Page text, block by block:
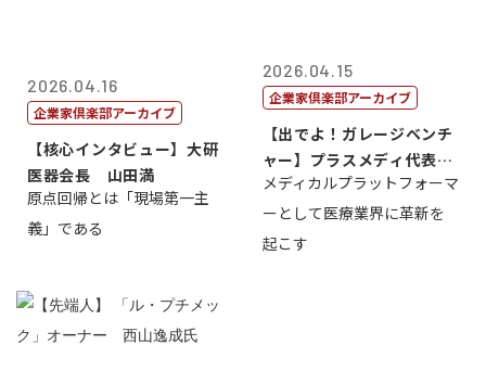
2026.04.16
企業家倶楽部アーカイブ
【核心インタビュー】大研
医器会長 山田満
原点回帰とは「現場第一主
義」である
2026.04.15
企業家倶楽部アーカイブ
【出でよ！ガレージベンチ
ャー】プラスメディ代表取
締役社長兼C...
メディカルプラットフォーマ
ーとして医療業界に革新を
起こす